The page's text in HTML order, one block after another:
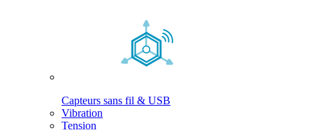
Capteurs sans fil & USB
Vibration
Tension